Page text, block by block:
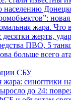
жара. Что
жертв,
ПВО, 5
больше всего
СБУ
синоптики
до 24: